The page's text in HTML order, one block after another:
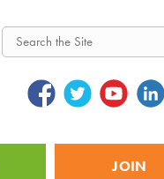
Search
JOIN